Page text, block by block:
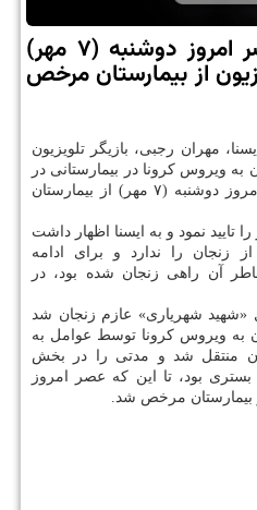
به گزارش كاراموند عصر امروز دوشنبه (۷ مهر)
از بیمارستان مرخص
مهران رجبی، بازیگر تلویزیون
ویروس کرونا در بیمارستانی در
زنجان بستری شده بود، عصر امروز دوشنبه (۷ مهر) از بیمارستان
تایید نمود و به ایسنا اظهار داشت
را ندارد و برای ادامه
آن راهی زنجان شده بود، در
«شهید شهریاری» عازم زنجان شد
به ویروس کرونا توسط عوامل به
منتقل شد و مدتی را در بخش
بستری بود، تا این که عصر امروز